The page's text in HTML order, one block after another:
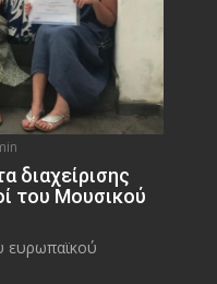
διαχείρισης
του Μουσικού
ευρωπαϊκού